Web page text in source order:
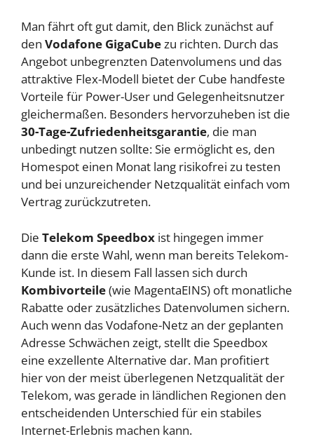
Man fährt oft gut damit, den Blick zunächst auf
den Vodafone GigaCubezu richten. Durch das
Angebot unbegrenzten Datenvolumens und das
attraktive Flex-Modell bietet der Cube handfeste
Vorteile für Power-User und Gelegenheitsnutzer
gleichermaßen. Besonders hervorzuheben ist die
30-Tage-Zufriedenheitsgarantie, die man
unbedingt nutzen sollte: Sie ermöglicht es, den
Homespot einen Monat lang risikofrei zu testen
und bei unzureichender Netzqualität einfach vom
Vertrag zurückzutreten.
Die Telekom Speedbox ist hingegen immer
dann die erste Wahl, wenn man bereits Telekom-
Kunde ist. In diesem Fall lassen sich durch
Kombivorteile(wie MagentaEINS) oft monatliche
Rabatte oder zusätzliches Datenvolumen sichern.
Auch wenn das Vodafone-Netz an der geplanten
Adresse Schwächen zeigt, stellt die Speedbox
eine exzellente Alternative dar. Man profitiert
hier von der meist überlegenen Netzqualität der
Telekom, was gerade in ländlichen Regionen den
entscheidenden Unterschied für ein stabiles
Internet-Erlebnis machen kann.